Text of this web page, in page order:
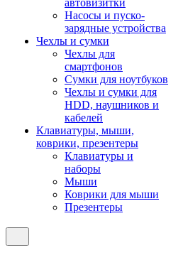
автовизитки
Насосы и пуско-
зарядные устройства
Чехлы и сумки
Чехлы для
смартфонов
Сумки для ноутбуков
Чехлы и сумки для
HDD, наушников и
кабелей
Клавиатуры, мыши,
коврики, презентеры
Клавиатуры и
наборы
Мыши
Коврики для мыши
Презентеры